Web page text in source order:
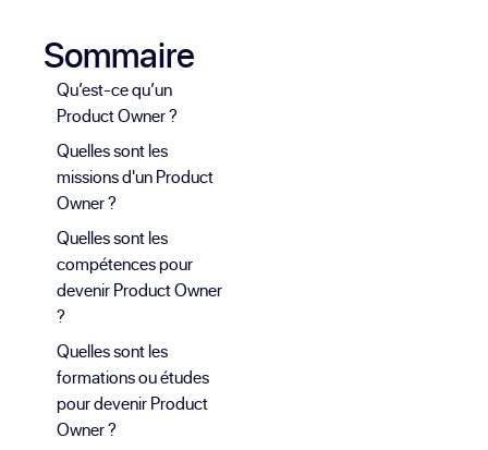
Sommaire
Qu’est-ce qu’un
Product Owner ?
Quelles sont les
missions d'un Product
Owner ?
Quelles sont les
compétences pour
devenir Product Owner
?
Quelles sont les
formations ou études
pour devenir Product
Owner ?